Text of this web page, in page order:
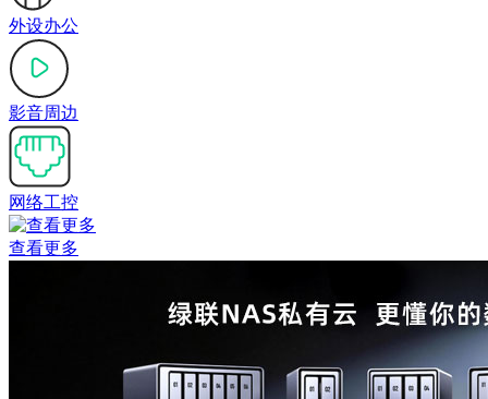
外设办公
影音周边
网络工控
查看更多